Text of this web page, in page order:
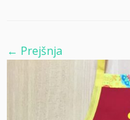
← Prejšnja